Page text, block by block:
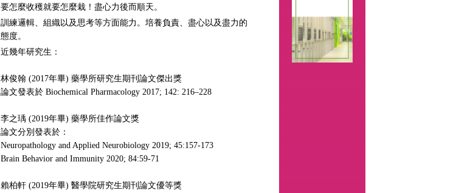
要怎麼收穫就要怎麼栽！盡心力後而順天。
訓練邏輯、組織以及思考等方面能力。培養負責、盡心以及盡力的
態度。
近幾年研究生：
林俊翰 (2017年畢) 藥學所研究生期刊論文傑出獎
論文發表於 Biochemical Pharmacology 2017; 142: 216–228
李之瑀 (2019年畢) 藥學所佳作論文獎
論文分別發表於：
Neuropathology and Applied Neurobiology 2019; 45:157-173
Brain Behavior and Immunity 2020; 84:59-71
賴柏軒 (2019年畢) 醫學院研究生期刊論文優等獎